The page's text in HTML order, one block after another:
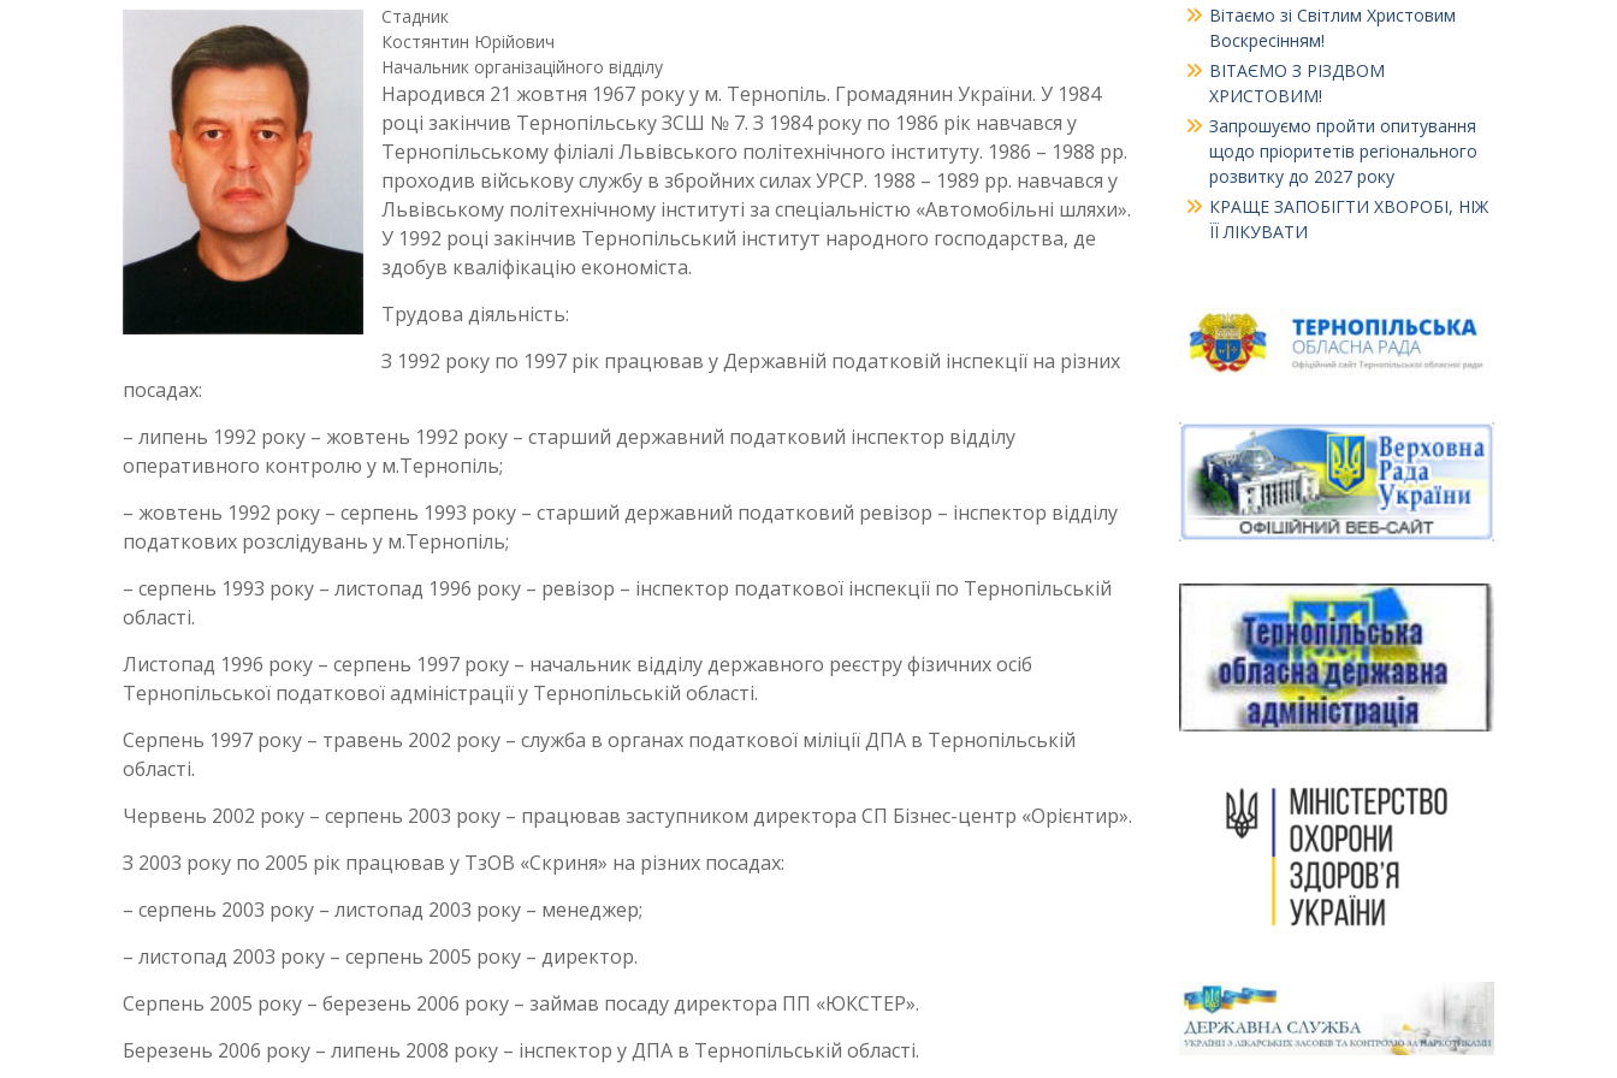
Стадник
Костянтин Юрійович
Начальник організаційного відділу
Народився 21 жовтня 1967 року у м. Тернопіль. Громадянин України. У 1984
році закінчив Тернопільську ЗСШ № 7. З 1984 року по 1986 рік навчався у
Тернопільському філіалі Львівського політехнічного інституту. 1986 – 1988 рр.
проходив військову службу в збройних силах УРСР. 1988 – 1989 рр. навчався у
Львівському політехнічному інституті за спеціальністю «Автомобільні шляхи».
У 1992 році закінчив Тернопільський інститут народного господарства, де
здобув кваліфікацію економіста.
Трудова діяльність:
З 1992 року по 1997 рік працював у Державній податковій інспекції на різних
посадах:
– липень 1992 року – жовтень 1992 року – старший державний податковий інспектор відділу
оперативного контролю у м.Тернопіль;
– жовтень 1992 року – серпень 1993 року – старший державний податковий ревізор – інспектор відділу
податкових розслідувань у м.Тернопіль;
– серпень 1993 року – листопад 1996 року – ревізор – інспектор податкової інспекції по Тернопільській
області.
Листопад 1996 року – серпень 1997 року – начальник відділу державного реєстру фізичних осіб
Тернопільської податкової адміністрації у Тернопільській області.
Серпень 1997 року – травень 2002 року – служба в органах податкової міліції ДПА в Тернопільській
області.
Червень 2002 року – серпень 2003 року – працював заступником директора СП Бізнес-центр «Орієнтир».
З 2003 року по 2005 рік працював у ТзОВ «Скриня» на різних посадах:
– серпень 2003 року – листопад 2003 року – менеджер;
– листопад 2003 року – серпень 2005 року – директор.
Серпень 2005 року – березень 2006 року – займав посаду директора ПП «ЮКСТЕР».
Березень 2006 року – липень 2008 року – інспектор у ДПА в Тернопільській області.
Вітаємо зі Світлим Христовим
Воскресінням!
ВІТАЄМО З РІЗДВОМ
ХРИСТОВИМ!
Запрошуємо пройти опитування
щодо пріоритетів регіонального
розвитку до 2027 року
КРАЩЕ ЗАПОБІГТИ ХВОРОБІ, НІЖ
ЇЇ ЛІКУВАТИ